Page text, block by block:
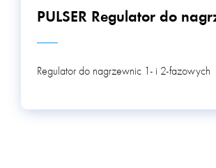
PULSER Regulator do
Regulator do nagrzewnic 1- i 2-fazowych